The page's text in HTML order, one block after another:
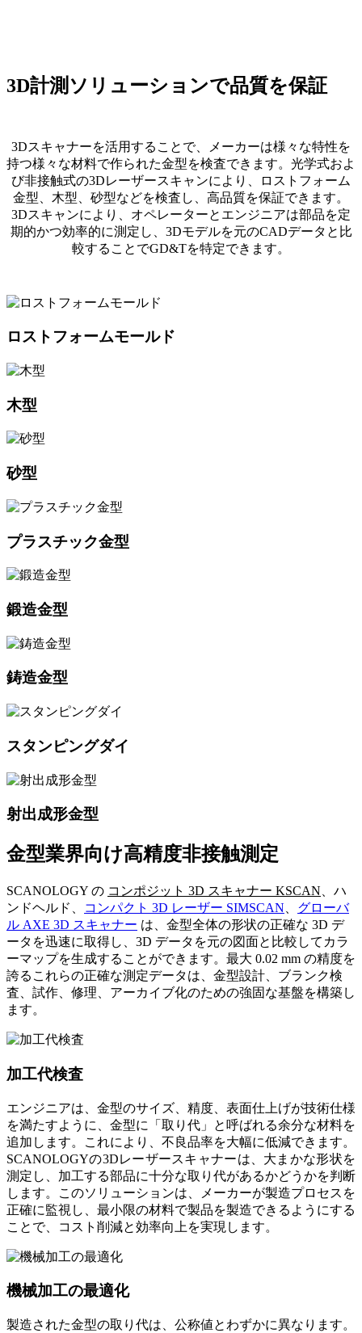
3D計測ソリューションで品質を保証
3Dスキャナーを活用することで、メーカーは様々な特性を
持つ様々な材料で作られた金型を検査できます。光学式およ
び非接触式の3Dレーザースキャンにより、ロストフォーム
金型、木型、砂型などを検査し、高品質を保証できます。
3Dスキャンにより、オペレーターとエンジニアは部品を定
期的かつ効率的に測定し、3Dモデルを元のCADデータと比
較することでGD&Tを特定できます。
ロストフォームモールド
木型
砂型
プラスチック金型
鍛造金型
鋳造金型
スタンピングダイ
射出成形金型
金型業界向け高精度非接触測定
SCANOLOGY の コンポジット 3D スキャナー KSCAN 、ハ
ンドヘルド、
コンパクト 3D レーザー SIMSCAN
グローバ
ル AXE 3D スキャナー は、金型全体の形状の正確な 3D デ
ータを迅速に取得し、3D データを元の図面と比較してカラ
ーマップを生成することができます。最大 0.02 mm の精度を
誇るこれらの正確な測定データは、金型設計、ブランク検
査、試作、修理、アーカイブ化のための強固な基盤を構築し
ます。
加工代検査
エンジニアは、金型のサイズ、精度、表面仕上げが技術仕様
を満たすように、金型に「取り代」と呼ばれる余分な材料を
追加します。これにより、不良品率を大幅に低減できます。
SCANOLOGYの3Dレーザースキャナーは、大まかな形状を
測定し、加工する部品に十分な取り代があるかどうかを判断
します。このソリューションは、メーカーが製造プロセスを
正確に監視し、最小限の材料で製品を製造できるようにする
ことで、コスト削減と効率向上を実現します。
機械加工の最適化
製造された金型の取り代は、公称値とわずかに異なります。